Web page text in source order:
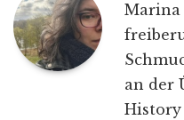
Marina
an der
History